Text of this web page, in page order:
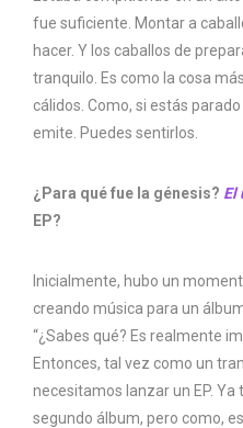
fue suficiente. Montar a
hacer. Y los caballos de
tranquilo. Es como la cosa
cálidos. Como, si estás
emite. Puedes sentirlos.
¿Para qué fue la génesis? El
EP?
Inicialmente, hubo un
creando música para un
“¿Sabes qué? Es realmente
Entonces, tal vez como un
necesitamos lanzar un EP. Ya
segundo álbum, pero como,